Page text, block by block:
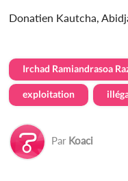
Donatien Kautcha,
Irchad Ramiandrasoa
exploitation
Par Koaci